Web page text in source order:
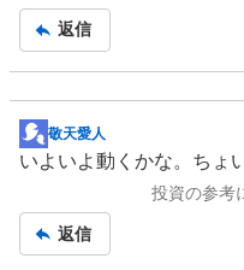
返信
掲
示
事
敬天愛人
いよいよ動くかな。ちょ
投資の参考
返信